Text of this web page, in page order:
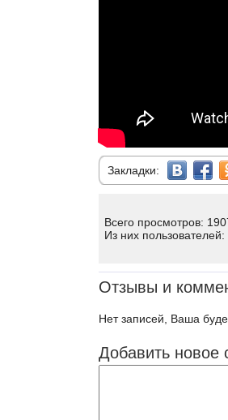
Закладки:
Всего просмотров:
Из них пользователей:
Отзывы и
Нет записей, Ваша
Добавить новое